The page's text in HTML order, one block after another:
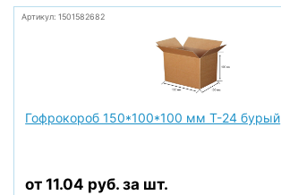
Артикул: 1501582682
Гофрокороб 150*100*100 мм Т-24 бурый
от 11.04 руб. за шт.